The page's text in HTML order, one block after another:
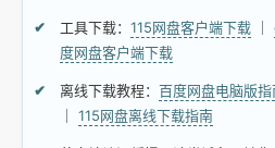
工具下载： 115网盘客户端下载
度网盘客户端下载
离线下载教程： 百度网盘电脑版指
115网盘离线下载指南